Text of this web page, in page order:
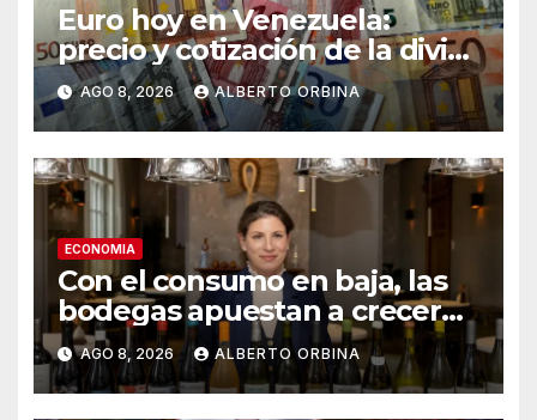
Euro hoy en Venezuela:
precio y cotización de la divisa
este sábado 8 de agosto de
2026
AGO 8, 2026 ALBERTO ORBINA
ECONOMIA
Con el consumo en baja, las
bodegas apuestan a crecer
transformando el vino
argentino en una experiencia
gourmet
AGO 8, 2026 ALBERTO ORBINA